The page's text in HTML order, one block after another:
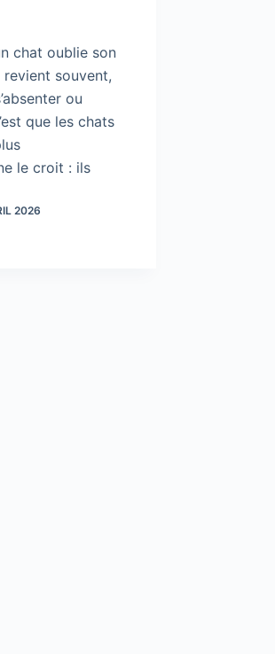
chat oublie son
souvent,
ou
que les chats
le croit : ils
2026